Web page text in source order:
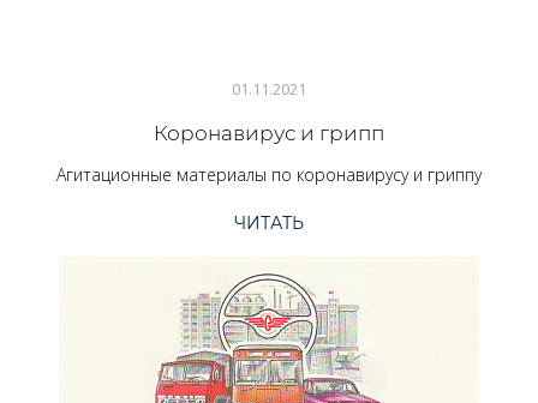
01.11.2021
Коронавирус и грипп
Агитационные материалы по коронавирусу и гриппу
ЧИТАТЬ